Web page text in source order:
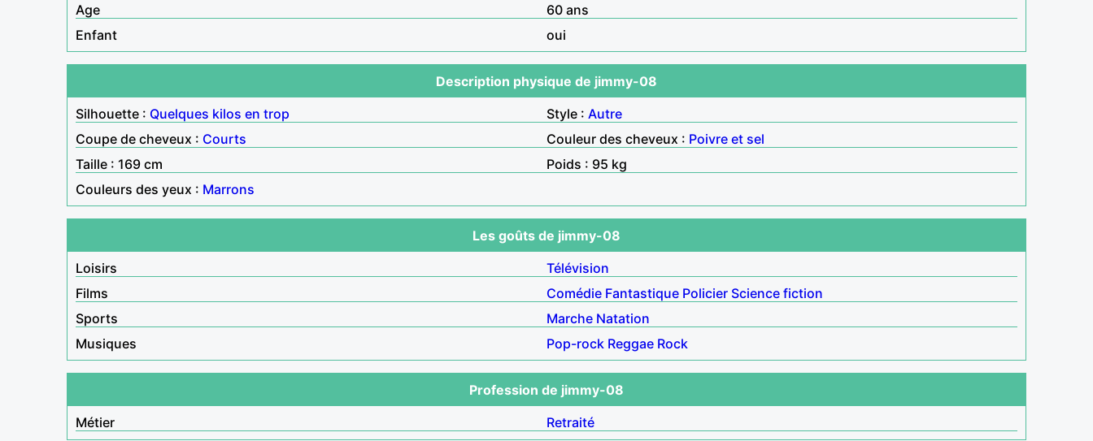
Age
60 ans
Enfant
oui
Description physique de jimmy-08
Silhouette : Quelques kilos en trop Style : Autre
Coupe de cheveux : Courts Couleur des cheveux : Poivre et sel
Taille : 169 cm
Poids : 95 kg
Couleurs des yeux : Marrons
Les goûts de jimmy-08
Loisirs
Télévision
Films
Comédie Fantastique Policier Science fiction
Sports
Marche Natation
Musiques
Pop-rock Reggae Rock
Profession de jimmy-08
Métier
Retraité